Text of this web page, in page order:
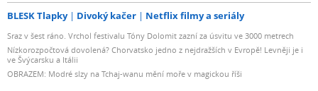
BLESK Tlapky Divoký kačer Netflix filmy a seriály
Sraz v šest ráno. Vrchol festivalu Tóny Dolomit zazní za úsvitu ve 3000 metrech
Nízkorozpočtová dovolená? Chorvatsko jedno z nejdražších v Evropě! Levněji je i
ve Švýcarsku a Itálii
OBRAZEM: Modré slzy na Tchaj-wanu mění moře v magickou říši